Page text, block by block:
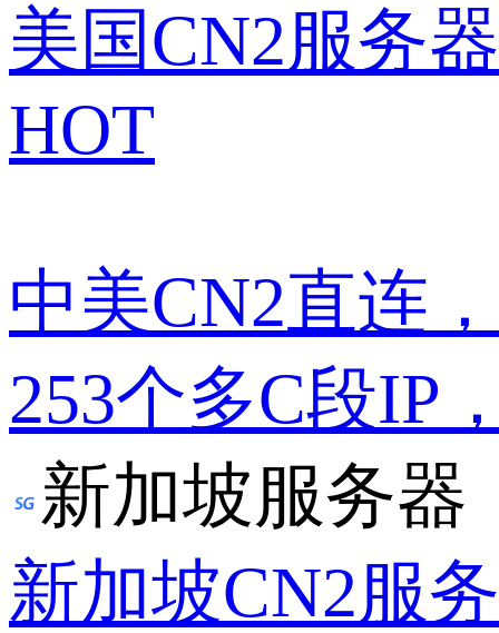
美国CN2服务器
HOT
中美CN2直连
253个多C段IP
新加坡服务器
新加坡CN2服